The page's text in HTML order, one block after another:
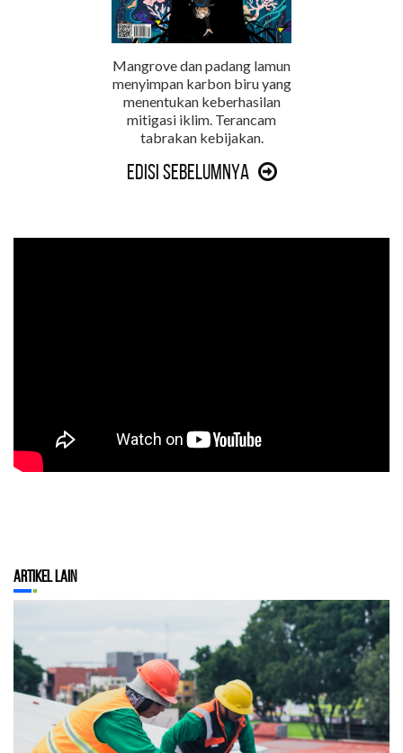
Mangrove dan padang lamun
menyimpan karbon biru yang
menentukan keberhasilan
mitigasi iklim. Terancam
tabrakan kebijakan.
Edisi Sebelumnya
Artikel Lain